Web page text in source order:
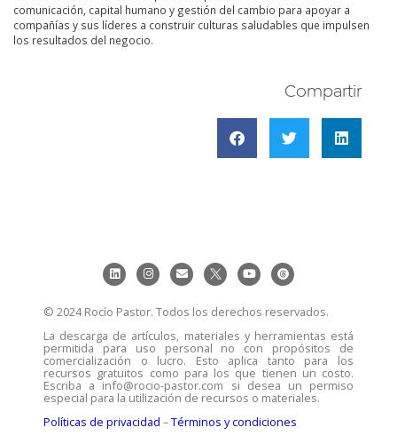
comunicación, capital humano y gestión del cambio para apoyar a
compañías y sus líderes a construir culturas saludables que impulsen
los resultados del negocio.
Compartir
© 2024 Rocío Pastor. Todos los derechos reservados.
La descarga de artículos, materiales y herramientas está
permitida para uso personal no con propósitos de
comercialización o lucro. Esto aplica tanto para los
recursos gratuitos como para los que tienen un costo.
Escriba a info@rocio-pastor.com si desea un permiso
especial para la utilización de recursos o materiales.
Políticas de privacidad –Términos y condiciones